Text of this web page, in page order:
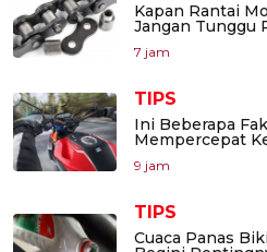
Kapan Rantai
Jangan Tunggu
7 jam
TIPS
Ini Beberapa
Mempercepat
9 jam
TIPS
Cuaca Panas